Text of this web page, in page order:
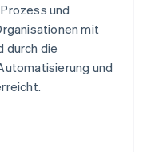
und
mit
durch die
und